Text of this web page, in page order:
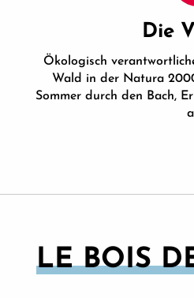
Die
Ökologisch
Wald in der Natura
Sommer durch den Bach,
LE BOIS